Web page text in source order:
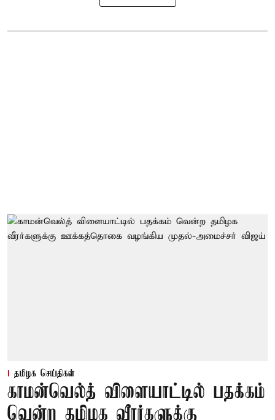
தமிழக செய்திகள்
காமன்வெல்த் விளையாட்டில் பதக்கம்
வென்ற தமிழக வீரர்களுக்கு